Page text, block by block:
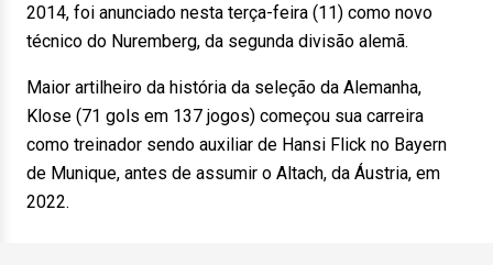
2014, foi anunciado nesta terça-feira (11) como novo
técnico do Nuremberg, da segunda divisão alemã.
Maior artilheiro da história da seleção da Alemanha,
Klose (71 gols em 137 jogos) começou sua carreira
como treinador sendo auxiliar de Hansi Flick no Bayern
de Munique, antes de assumir o Altach, da Áustria, em
2022.